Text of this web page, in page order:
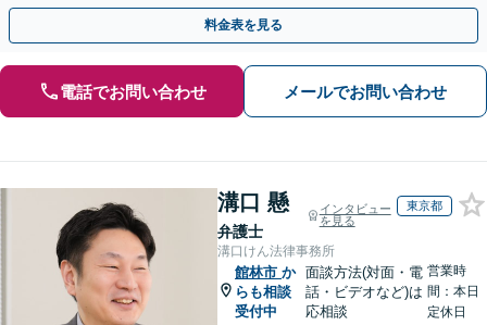
ください。遺言書や生前贈与など生前対策にも注力
料金表を見る
電話でお問い合わせ メールでお問い合わせ
溝口 懸
弁護士
インタビュー
を見る
東京都
溝口けん法律事務所
館林市 か
らも相談
受付中
面談方法(対面・電
話・ビデオなど)は
応相談
営業時
間：本日
定休日